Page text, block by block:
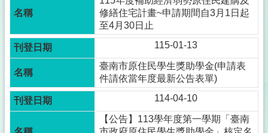
修繕住宅計畫~申請期間自3月1日起
至4月30日止
115-01-13
臺南市原住民學生獎助學金(申請表
件請依當年度最新公告表單)
114-04-10
【公告】113學年度第一學期「臺南